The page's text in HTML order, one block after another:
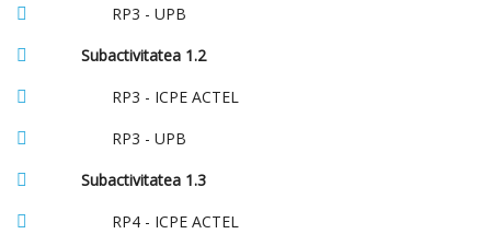
RP3 - UPB
Subactivitatea 1.2
RP3 - ICPE ACTEL
RP3 - UPB
Subactivitatea 1.3
RP4 - ICPE ACTEL